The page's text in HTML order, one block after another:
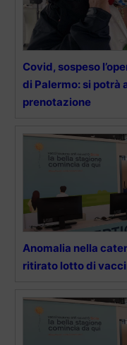
Covid, sospeso
di Palermo: si potrà
prenotazione
Anomalia nella
ritirato lotto di